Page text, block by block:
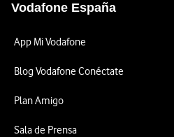
Vodafone España
App Mi Vodafone
Blog Vodafone Conéctate
Plan Amigo
Sala de Prensa